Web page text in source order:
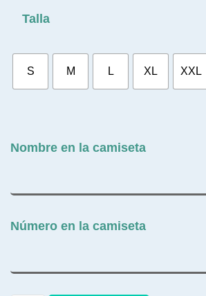
Talla
S M L XL XXL
Nombre en la camiseta
Número en la camiseta